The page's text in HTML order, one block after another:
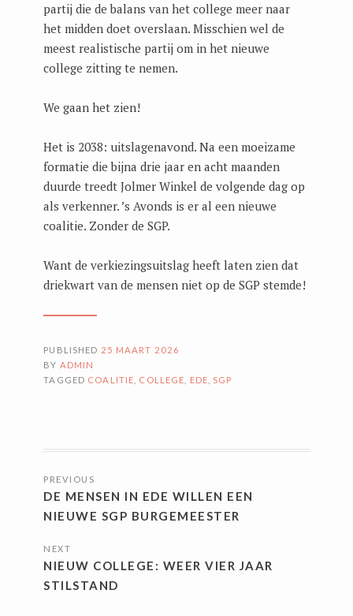
partij die de balans van het college meer naar
het midden doet overslaan. Misschien wel de
meest realistische partij om in het nieuwe
college zitting te nemen.
We gaan het zien!
Het is 2038: uitslagenavond. Na een moeizame
formatie die bijna drie jaar en acht maanden
duurde treedt Jolmer Winkel de volgende dag op
als verkenner. ’s Avonds is er al een nieuwe
coalitie. Zonder de SGP.
Want de verkiezingsuitslag heeft laten zien dat
driekwart van de mensen niet op de SGP stemde!
PUBLISHED 25 MAART 2026
BY ADMIN
TAGGED COALITIE COLLEGE EDE SGP
PREVIOUS
DE MENSEN IN EDE WILLEN EEN
NIEUWE SGP BURGEMEESTER
NEXT
NIEUW COLLEGE: WEER VIER JAAR
STILSTAND